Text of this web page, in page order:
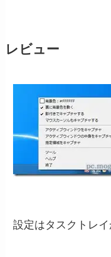
レビュー
設定はタスクトレ